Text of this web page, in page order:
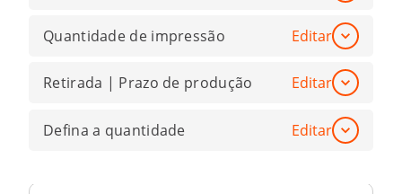
Quantidade de impressão Editar
Retirada | Prazo de produção Editar
Defina a quantidade Editar